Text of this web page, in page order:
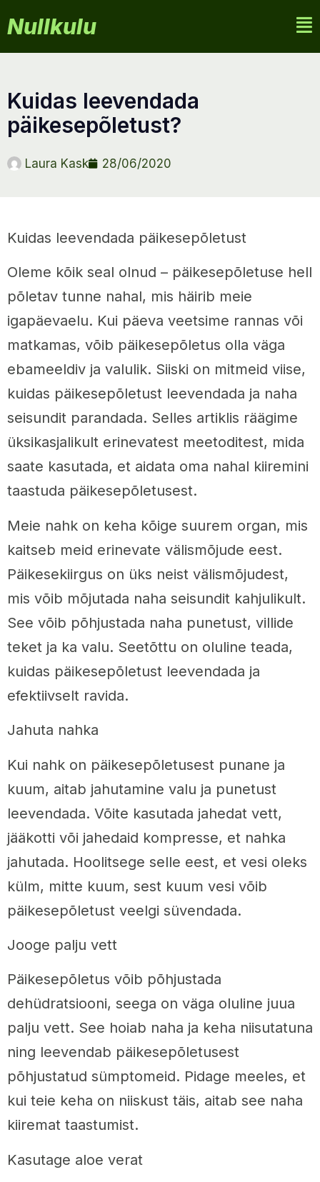
Nullkulu
kuidas leevendada
päikesepõletust?
Laura Kask 28/06/2020
Kuidas leevendada päikesepõletust
Oleme kõik seal olnud – päikesepõletuse hell
põletav tunne nahal, mis häirib meie
igapäevaelu. Kui päeva veetsime rannas või
matkamas, võib päikesepõletus olla väga
ebameeldiv ja valulik. Siiski on mitmeid viise,
kuidas päikesepõletust leevendada ja naha
seisundit parandada. Selles artiklis räägime
üksikasjalikult erinevatest meetoditest, mida
saate kasutada, et aidata oma nahal kiiremini
taastuda päikesepõletusest.
Meie nahk on keha kõige suurem organ, mis
kaitseb meid erinevate välismõjude eest.
Päikesekiirgus on üks neist välismõjudest,
mis võib mõjutada naha seisundit kahjulikult.
See võib põhjustada naha punetust, villide
teket ja ka valu. Seetõttu on oluline teada,
kuidas päikesepõletust leevendada ja
efektiivselt ravida.
Jahuta nahka
Kui nahk on päikesepõletusest punane ja
kuum, aitab jahutamine valu ja punetust
leevendada. Võite kasutada jahedat vett,
jääkotti või jahedaid kompresse, et nahka
jahutada. Hoolitsege selle eest, et vesi oleks
külm, mitte kuum, sest kuum vesi võib
päikesepõletust veelgi süvendada.
Jooge palju vett
Päikesepõletus võib põhjustada
dehüdratsiooni, seega on väga oluline juua
palju vett. See hoiab naha ja keha niisutatuna
ning leevendab päikesepõletusest
põhjustatud sümptomeid. Pidage meeles, et
kui teie keha on niiskust täis, aitab see naha
kiiremat taastumist.
Kasutage aloe verat